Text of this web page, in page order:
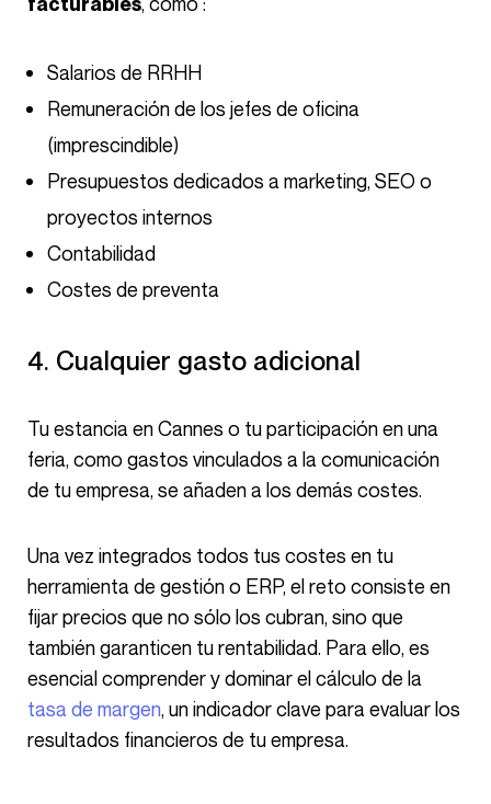
Salarios de RRHH
Remuneración de los jefes de oficina
(imprescindible)
Presupuestos dedicados a marketing, SEO o
proyectos internos
Contabilidad
Costes de preventa
4. Cualquier gasto adicional
Tu estancia en Cannes o tu participación en una
feria, como gastos vinculados a la comunicación
de tu empresa, se añaden a los demás costes.
Una vez integrados todos tus costes en tu
herramienta de gestión o ERP, el reto consiste en
fijar precios que no sólo los cubran, sino que
también garanticen tu rentabilidad. Para ello, es
esencial comprender y dominar el cálculo de la
tasa de margen, un indicador clave para evaluar los
resultados financieros de tu empresa.